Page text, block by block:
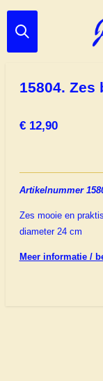
Ga
direct
15804. Zes
€ 12,90
Artikelnummer
Zes mooie en
diameter 24 cm
Meer informatie /